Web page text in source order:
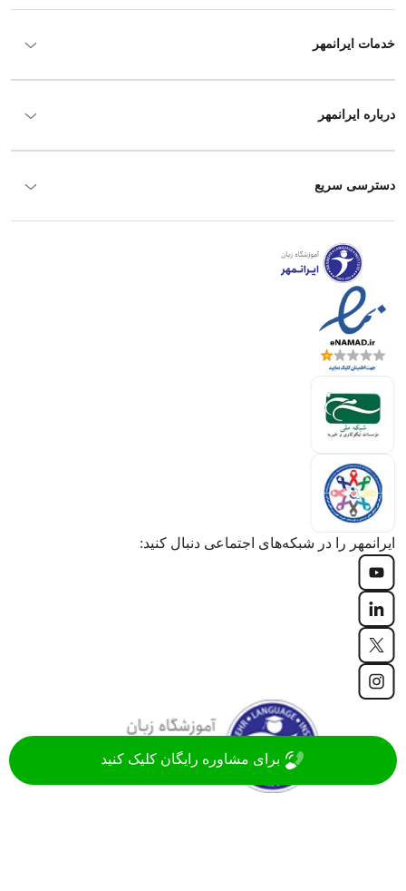
خدمات ایرانمهر
درباره ایرانمهر
دسترسی سریع
ایرانمهر را در شبکه‌های اجتماعی دنبال کنید:
برای مشاوره رایگان کلیک کنید